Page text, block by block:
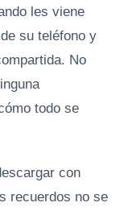
les viene
su teléfono y
No
todo se
con
recuerdos no se